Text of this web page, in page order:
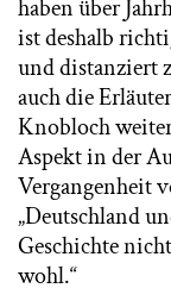
haben über
ist deshalb
und distanziert
auch die
Knobloch
Aspekt in der
Vergangenheit
„Deutschland
Geschichte
wohl.“